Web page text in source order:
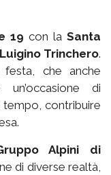
19 con laSanta
Trinchero.
che anche
un’occasione di
contribuire
Alpini di
di diverse realtà,